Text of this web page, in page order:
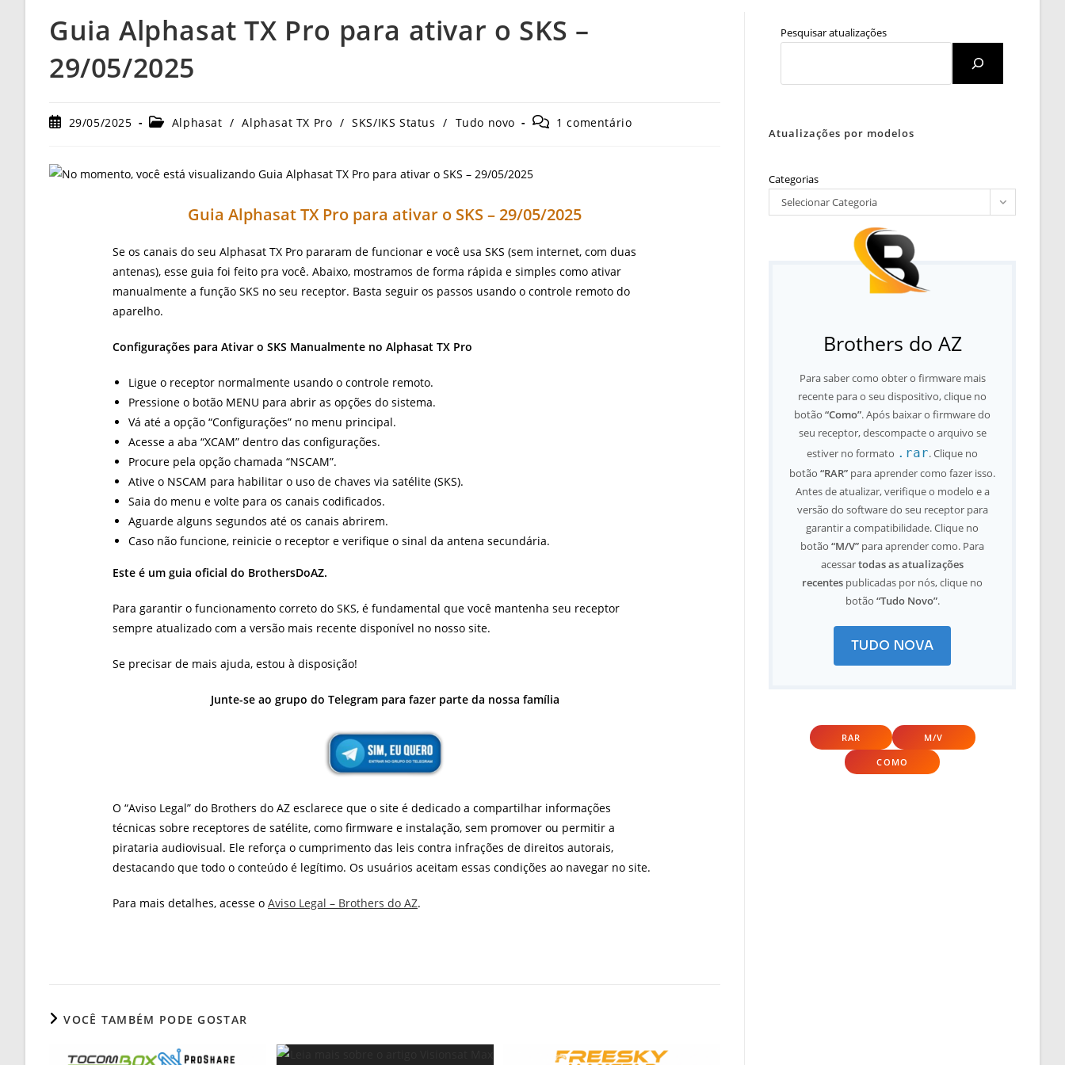
Guia Alphasat TX Pro para ativar o SKS –
29/05/2025
Post29/05/2025
Categoria
Alphasat / Alphasat TX Pro / SKS/IKS Status / Tudo novo
Comentários
1 comentário
Guia Alphasat TX Pro para ativar o SKS – 29/05/2025
Se os canais do seu Alphasat TX Pro pararam de funcionar e você usa SKS (sem internet, com duas
antenas), esse guia foi feito pra você. Abaixo, mostramos de forma rápida e simples como ativar
manualmente a função SKS no seu receptor. Basta seguir os passos usando o controle remoto do
aparelho.
Configurações para Ativar o SKS Manualmente no Alphasat TX Pro
Ligue o receptor normalmente usando o controle remoto.
Pressione o botão MENU para abrir as opções do sistema.
Vá até a opção “Configurações” no menu principal.
Acesse a aba “XCAM” dentro das configurações.
Procure pela opção chamada “NSCAM”.
Ative o NSCAM para habilitar o uso de chaves via satélite (SKS).
Saia do menu e volte para os canais codificados.
Aguarde alguns segundos até os canais abrirem.
Caso não funcione, reinicie o receptor e verifique o sinal da antena secundária.
Este é um guia oficial do BrothersDoAZ.
Para garantir o funcionamento correto do SKS, é fundamental que você mantenha seu receptor
sempre atualizado com a versão mais recente disponível no nosso site.
Se precisar de mais ajuda, estou à disposição!
Junte-se ao grupo do Telegram para fazer parte da nossa família
O “Aviso Legal” do Brothers do AZ esclarece que o site é dedicado a compartilhar informações
técnicas sobre receptores de satélite, como firmware e instalação, sem promover ou permitir a
pirataria audiovisual. Ele reforça o cumprimento das leis contra infrações de direitos autorais,
destacando que todo o conteúdo é legítimo. Os usuários aceitam essas condições ao navegar no site.
Para mais detalhes, acesse o Aviso Legal – Brothers do AZ.
VOCÊ TAMBÉM PODE GOSTAR
Pesquisar atualizações
Atualizações por modelos
Categorias
Selecionar Categoria
Brothers do AZ
Para saber como obter o firmware mais
recente para o seu dispositivo, clique no
botão“Como”. Após baixar o firmware do
seu receptor, descompacte o arquivo se
estiver no formato .rar. Clique no
botão“RAR” para aprender como fazer isso.
Antes de atualizar, verifique o modelo e a
versão do software do seu receptor para
garantir a compatibilidade. Clique no
botão“M/V” para aprender como. Para
acessartodas as atualizações
recentes publicadas por nós, clique no
botão “Tudo Novo”.
TUDO NOVA
RAR M/V
COMO